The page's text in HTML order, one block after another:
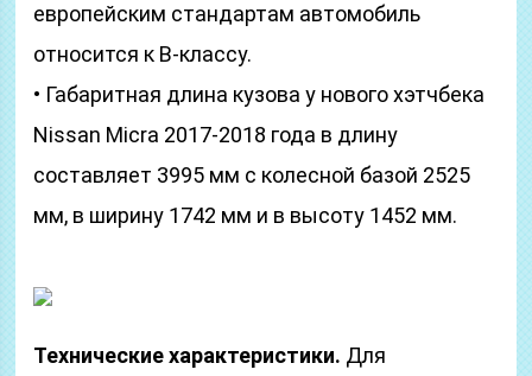
европейским стандартам автомобиль
относится к В-классу.
• Габаритная длина кузова у нового хэтчбека
Nissan Micra 2017-2018 года в длину
составляет 3995 мм с колесной базой 2525
мм, в ширину 1742 мм и в высоту 1452 мм.
Технические характеристики. Для